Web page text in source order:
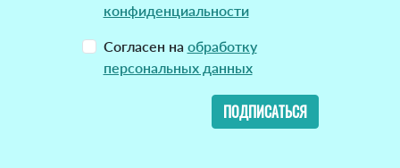
конфиденциальности
Согласен на обработку
персональных данных
ПОДПИСАТЬСЯ